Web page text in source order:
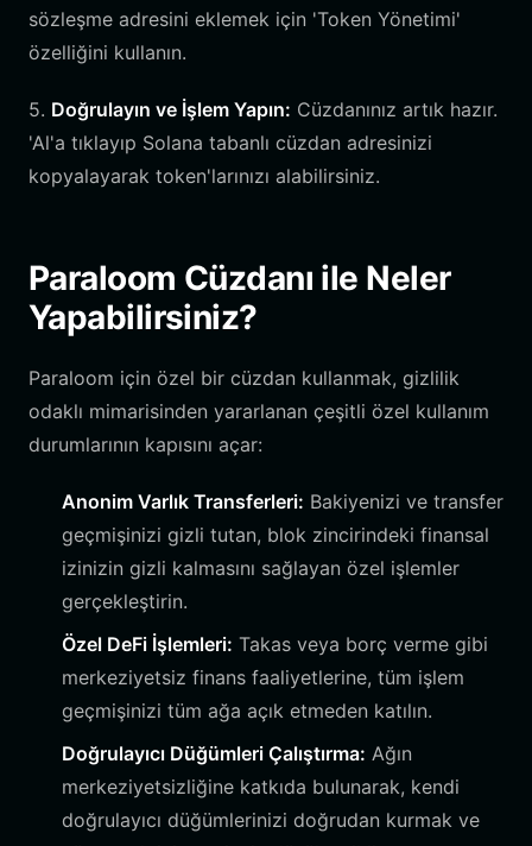
sözleşme adresini eklemek için 'Token Yönetimi'
özelliğini kullanın.
5. Doğrulayın ve İşlem Yapın: Cüzdanınız artık hazır.
'Al'a tıklayıp Solana tabanlı cüzdan adresinizi
kopyalayarak token'larınızı alabilirsiniz.
Paraloom Cüzdanı ile Neler
Yapabilirsiniz?
Paraloom için özel bir cüzdan kullanmak, gizlilik
odaklı mimarisinden yararlanan çeşitli özel kullanım
durumlarının kapısını açar:
Anonim Varlık Transferleri: Bakiyenizi ve transfer
geçmişinizi gizli tutan, blok zincirindeki finansal
izinizin gizli kalmasını sağlayan özel işlemler
gerçekleştirin.
Özel DeFi İşlemleri: Takas veya borç verme gibi
merkeziyetsiz finans faaliyetlerine, tüm işlem
geçmişinizi tüm ağa açık etmeden katılın.
Doğrulayıcı Düğümleri Çalıştırma: Ağın
merkeziyetsizliğine katkıda bulunarak, kendi
doğrulayıcı düğümlerinizi doğrudan kurmak ve